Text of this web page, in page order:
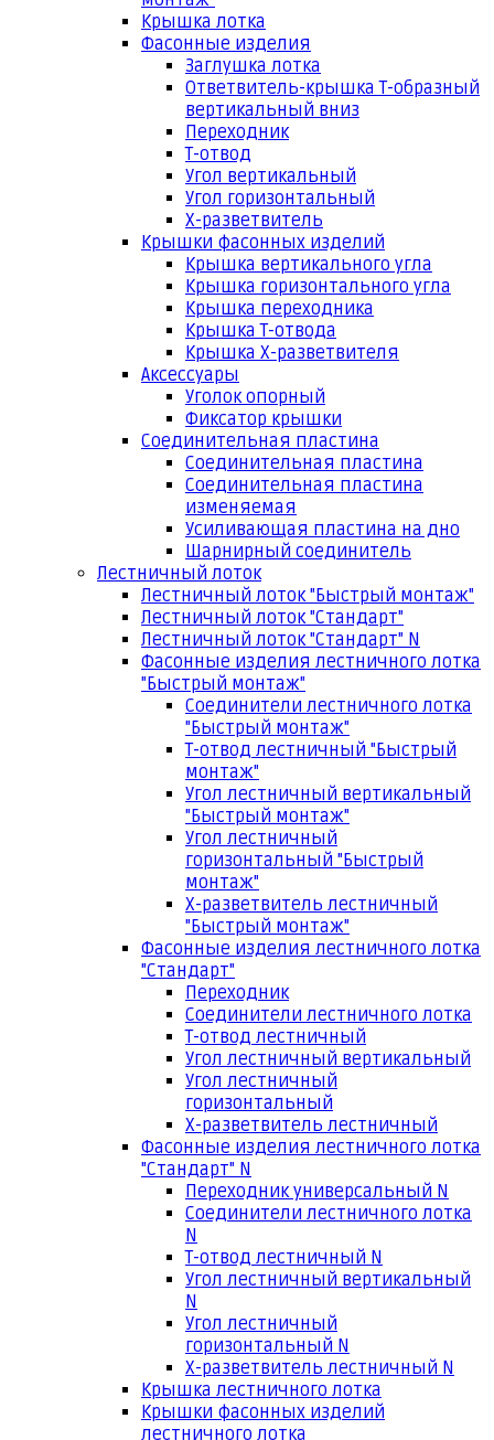
Крышка лотка
Фасонные изделия
Заглушка лотка
Ответвитель-крышка Т-образный
вертикальный вниз
Переходник
Т-отвод
Угол вертикальный
Угол горизонтальный
Х-разветвитель
Крышки фасонных изделий
Крышка вертикального угла
Крышка горизонтального угла
Крышка переходника
Крышка Т-отвода
Крышка Х-разветвителя
Аксессуары
Уголок опорный
Фиксатор крышки
Соединительная пластина
Соединительная пластина
Соединительная пластина
изменяемая
Усиливающая пластина на дно
Шарнирный соединитель
Лестничный лоток
Лестничный лоток "Быстрый монтаж"
Лестничный лоток "Стандарт"
Лестничный лоток "Стандарт" N
Фасонные изделия лестничного лотка
"Быстрый монтаж"
Соединители лестничного лотка
"Быстрый монтаж"
Т-отвод лестничный "Быстрый
монтаж"
Угол лестничный вертикальный
"Быстрый монтаж"
Угол лестничный
горизонтальный "Быстрый
монтаж"
Х-разветвитель лестничный
"Быстрый монтаж"
Фасонные изделия лестничного лотка
"Стандарт"
Переходник
Соединители лестничного лотка
Т-отвод лестничный
Угол лестничный вертикальный
Угол лестничный
горизонтальный
Х-разветвитель лестничный
Фасонные изделия лестничного лотка
"Стандарт" N
Переходник универсальный N
Соединители лестничного лотка
N
Т-отвод лестничный N
Угол лестничный вертикальный
N
Угол лестничный
горизонтальный N
Х-разветвитель лестничный N
Крышка лестничного лотка
Крышки фасонных изделий
лестничного лотка